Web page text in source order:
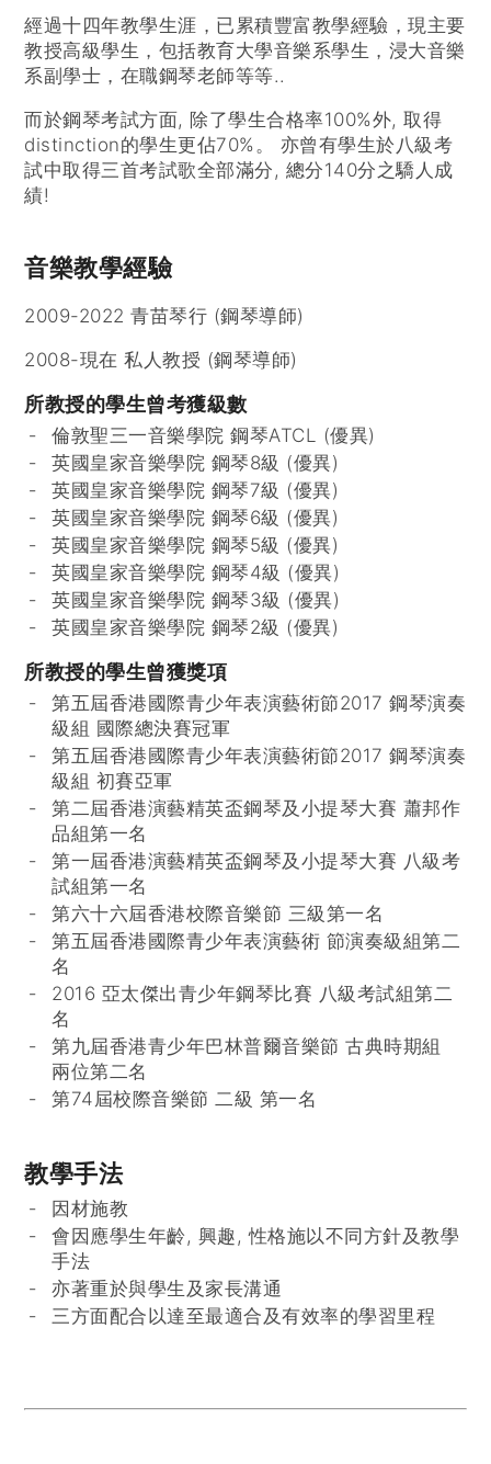
經過十四年教學生涯，已累積豐富教學經驗，現主要
教授高級學生，包括教育大學音樂系學生，浸大音樂
系副學士，在職鋼琴老師等等..
而於鋼琴考試方面, 除了學生合格率100%外, 取得
distinction的學生更佔70%。 亦曾有學生於八級考
試中取得三首考試歌全部滿分, 總分140分之驕人成
績!
音樂教學經驗
2009-2022 青苗琴行 (鋼琴導師)
2008-現在 私人教授 (鋼琴導師)
所教授的學生曾考獲級數
倫敦聖三一音樂學院 鋼琴ATCL (優異)
英國皇家音樂學院 鋼琴8級 (優異)
英國皇家音樂學院 鋼琴7級 (優異)
英國皇家音樂學院 鋼琴6級 (優異)
英國皇家音樂學院 鋼琴5級 (優異)
英國皇家音樂學院 鋼琴4級 (優異)
英國皇家音樂學院 鋼琴3級 (優異)
英國皇家音樂學院 鋼琴2級 (優異)
所教授的學生曾獲獎項
第五屆香港國際青少年表演藝術節2017 鋼琴演奏
級組 國際總決賽冠軍
第五屆香港國際青少年表演藝術節2017 鋼琴演奏
級組 初賽亞軍
第二屆香港演藝精英盃鋼琴及小提琴大賽 蕭邦作
品組第一名
第一屆香港演藝精英盃鋼琴及小提琴大賽 八級考
試組第一名
第六十六屆香港校際音樂節 三級第一名
第五屆香港國際青少年表演藝術 節演奏級組第二
名
2016 亞太傑出青少年鋼琴比賽 八級考試組第二
名
第九屆香港青少年巴林普爾音樂節 古典時期組
兩位第二名
第74屆校際音樂節 二級 第一名
教學手法
因材施教
會因應學生年齡, 興趣, 性格施以不同方針及教學
手法
亦著重於與學生及家長溝通
三方面配合以達至最適合及有效率的學習里程